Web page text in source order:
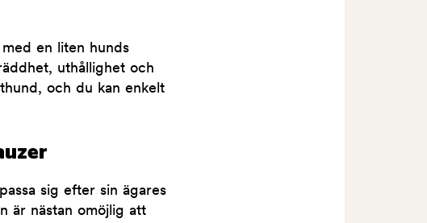
en liten hunds
uthållighet och
och du kan enkelt
sig efter sin ägares
är nästan omöjlig att